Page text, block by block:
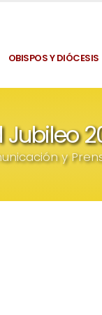
OBISPOS Y DIÓCESIS
y